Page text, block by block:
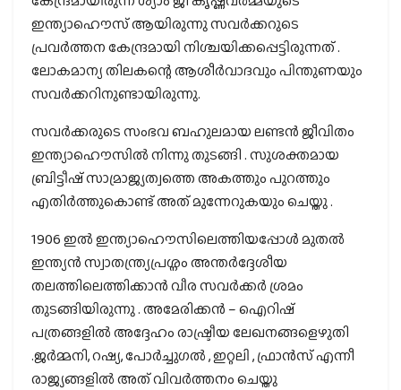
ഇന്ത്യാഹൌസ് ആയിരുന്നു സവര്‍ക്കറുടെ
പ്രവര്‍ത്തന കേന്ദ്രമായി നിശ്ചയിക്കപ്പെട്ടിരുന്നത് .
ലോകമാന്യ തിലകന്റെ ആശീര്‍വാദവും പിന്തുണയും
സവർക്കറിനുണ്ടായിരുന്നു.
സവര്‍ക്കരുടെ സംഭവ ബഹുലമായ ലണ്ടന്‍ ജീവിതം
ഇന്ത്യാഹൌസില്‍ നിന്നു തുടങ്ങി . സുശക്തമായ
ബ്രിട്ടീഷ് സാമ്രാജ്യത്വത്തെ അകത്തും പുറത്തും
എതിര്‍ത്തുകൊണ്ട് അത് മുന്നേറുകയും ചെയ്തു .
1906 ഇല്‍ ഇന്ത്യാഹൌസിലെത്തിയപ്പോള്‍ മുതല്‍
ഇന്ത്യന്‍ സ്വാതന്ത്ര്യപ്രശ്നം അന്തര്‍ദ്ദേശീയ
തലത്തിലെത്തിക്കാന്‍ വീര സവര്‍ക്കര്‍ ശ്രമം
തുടങ്ങിയിരുന്നു . അമേരിക്കന്‍ – ഐറിഷ്
പത്രങ്ങളില്‍ അദ്ദേഹം രാഷ്ട്രീയ ലേഖനങ്ങളെഴുതി
.ജര്‍മ്മനി, റഷ്യ, പോര്‍ച്ചുഗല്‍ , ഇറ്റലി , ഫ്രാന്‍സ് എന്നീ
രാജ്യങ്ങളില്‍ അത് വിവര്‍ത്തനം ചെയ്തു